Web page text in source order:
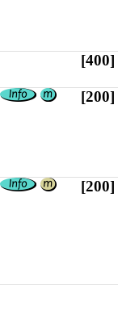
[400]
[200]
[200]